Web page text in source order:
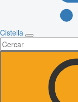
Cistella